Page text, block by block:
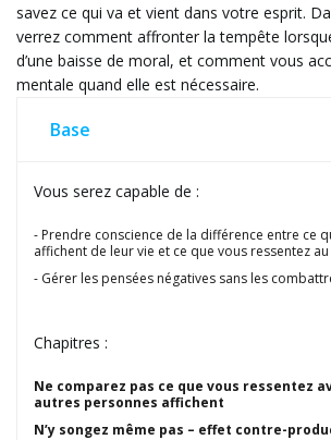
savez ce qui va et vient dans votre esprit.
verrez comment affronter la tempête
d’une baisse de moral, et comment vous
mentale quand elle est nécessaire.
Base
Vous serez capable de :
Prendre conscience de la différence entre ce
affichent de leur vie et ce que vous ressentez
Gérer les pensées négatives sans les
Chapitres :
Ne comparez pas ce que vous ressentez
autres personnes affichent
N’y songez même pas – effet contre-